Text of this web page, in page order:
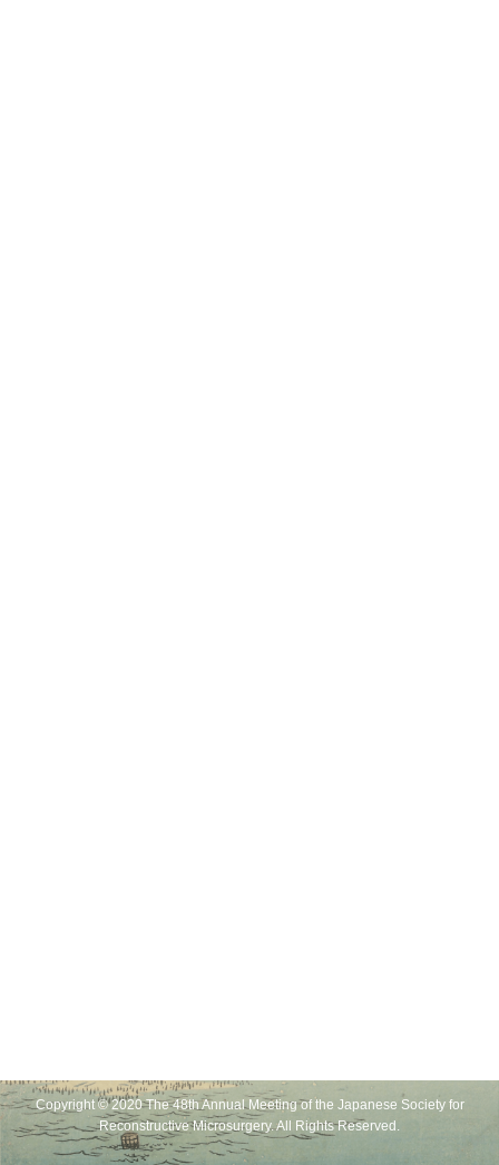
Copyright © 2020 The 48th Annual Meeting of the Japanese Society for
Reconstructive Microsurgery. All Rights Reserved.